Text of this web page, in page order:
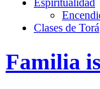
Clases de Torá
Familia